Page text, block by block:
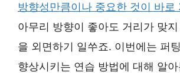
방향성만큼이나 중요한 것이 바로
아무리 방향이 좋아도 거리가 맞
을 외면하기 일쑤죠. 이번에는 퍼
향상시키는 연습 방법에 대해 알